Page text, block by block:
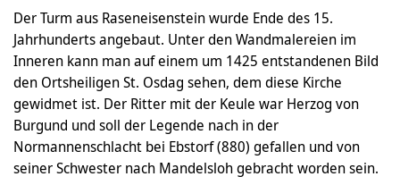
Der Turm aus Raseneisenstein wurde Ende des 15.
Jahrhunderts angebaut. Unter den Wandmalereien im
Inneren kann man auf einem um 1425 entstandenen Bild
den Ortsheiligen St. Osdag sehen, dem diese Kirche
gewidmet ist. Der Ritter mit der Keule war Herzog von
Burgund und soll der Legende nach in der
Normannenschlacht bei Ebstorf (880) gefallen und von
seiner Schwester nach Mandelsloh gebracht worden sein.